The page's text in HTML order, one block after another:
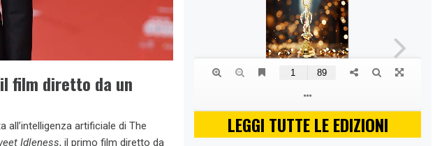
film diretto da un
all’intelligenza artificiale di The
Idleness, il primo film diretto da
LEGGI TUTTE LE EDIZIONI